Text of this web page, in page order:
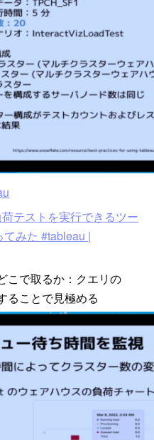
テストを実行できるツー
みた #tableau |
こで取るか：クエリの
ることで見極める